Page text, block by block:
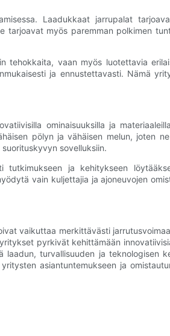
Laadukkaat jarrupalat
myös paremman polkimen
vaan myös luotettavia
ja ennustettavasti. Nämä
ominaisuuksilla ja
pölyn ja vähäisen melun, joten
sovelluksiin.
tutkimukseen ja kehitykseen
vain kuljettajia ja ajoneuvojen
vaikuttaa merkittävästi
pyrkivät kehittämään
laadun, turvallisuuden ja teknologisen
asiantuntemukseen ja